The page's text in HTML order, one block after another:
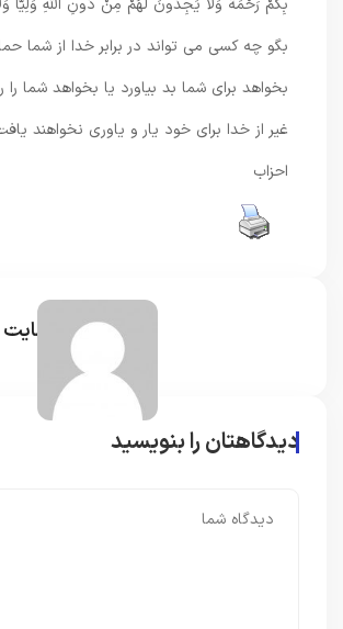
بِكُمْ رَحْمَةً وَلَا يَجِدُونَ لَهُمْ مِنْ دُونِ اللَّهِ وَلِيًّا
بگو چه كسى مى‏ تواند در برابر خدا از شما
بخواهد براى شما بد بياورد يا بخواهد شما
غير از خدا براى خود يار و ياورى نخواهند يافت
احزاب
مدیر سایت
دیدگاهتان را بنویسید